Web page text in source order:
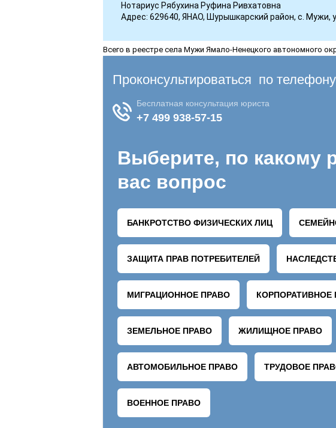
Нотариус Рябухина Руфина Ривхатовна
Адрес: 629640, ЯНАО, Шурышкарский район, с. Мужи,
Всего в реестре села Мужи Ямало-Ненецкого автономного